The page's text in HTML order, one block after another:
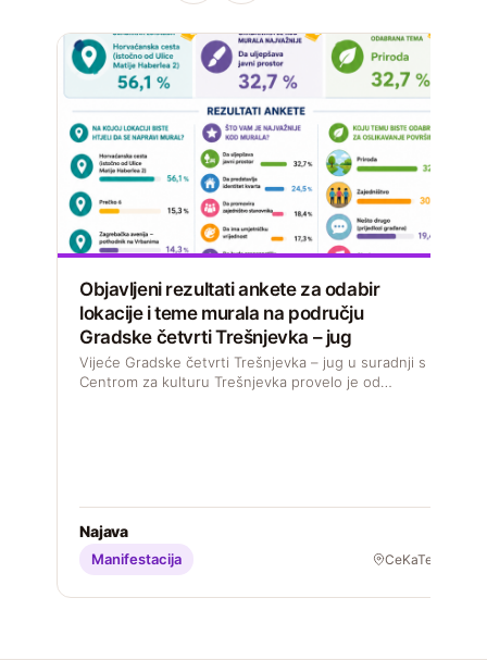
Objavljeni rezultati ankete za odabir
lokacije i teme murala na području
Gradske četvrti Trešnjevka – jug
Vijeće Gradske četvrti Trešnjevka – jug u suradnji s
Centrom za kulturu Trešnjevka provelo je od…
Najava
Manifestacija CeKaTe